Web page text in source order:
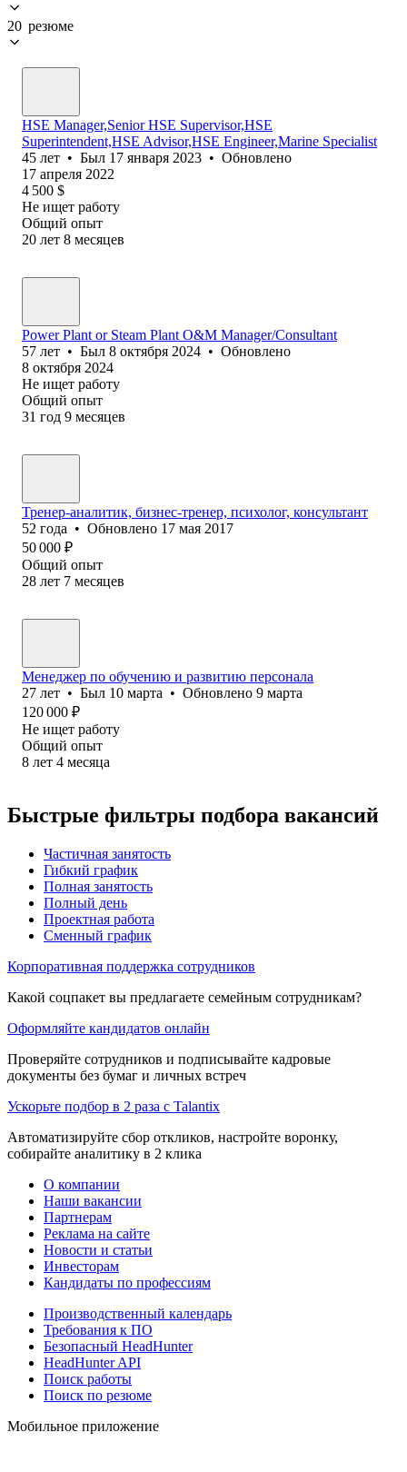
20 резюме
HSE Manager,Senior HSE Supervisor,HSE
Superintendent,HSE Advisor,HSE Engineer,Marine Specialist
45 лет • Был 17 января 2023 • Обновлено
17 апреля 2022
4 500 $
Не ищет работу
Общий опыт
20 лет 8 месяцев
Power Plant or Steam Plant O&M Manager/Consultant
57 лет • Был 8 октября 2024 • Обновлено
8 октября 2024
Не ищет работу
Общий опыт
31 год 9 месяцев
Тренер-аналитик, бизнес-тренер, психолог, консультант
52 года • Обновлено 17 мая 2017
50 000 ₽
Общий опыт
28 лет 7 месяцев
Менеджер по обучению и развитию персонала
27 лет • Был 10 марта • Обновлено 9 марта
120 000 ₽
Не ищет работу
Общий опыт
8 лет 4 месяца
Быстрые фильтры подбора вакансий
Частичная занятость
Гибкий график
Полная занятость
Полный день
Проектная работа
Сменный график
Корпоративная поддержка сотрудников
Какой соцпакет вы предлагаете семейным сотрудникам?
Оформляйте кандидатов онлайн
Проверяйте сотрудников и подписывайте кадровые
документы без бумаг и личных встреч
Ускорьте подбор в 2 раза с Talantix
Автоматизируйте сбор откликов, настройте воронку,
собирайте аналитику в 2 клика
О компании
Наши вакансии
Партнерам
Реклама на сайте
Новости и статьи
Инвесторам
Кандидаты по профессиям
Производственный календарь
Требования к ПО
Безопасный HeadHunter
HeadHunter API
Поиск работы
Поиск по резюме
Мобильное приложение